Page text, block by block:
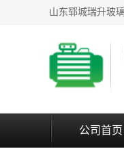
公司首页